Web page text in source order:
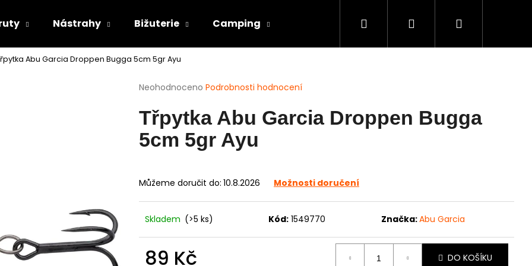
Nástrahy Bižuterie Camping Péče o úlovky BAZAR použité zboží
Hledat PřihlášeníNákupní
Abu Garcia Droppen Bugga 5cm 5gr Ayu
Průměrné
produktu
0,0
z
Neohodnoceno Podrobnosti hodnocení
Třpytka Abu Garcia Droppen Bugga
5cm 5gr Ayu
Můžeme doručit do: 10.8.2026 Možnosti doručení
Skladem (>5 ks) Kód: 1549770 Značka:Abu Garcia
89 Kč DO KOŠÍKU
Co potřebujete najít?
HLEDAT